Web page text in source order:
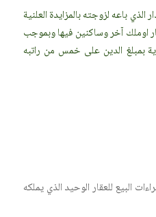
الدار الذي باعه لزوجته بالمزايدة العلنية
اوملك آخر وساكنين فيها وبموجب
تسوية بمبلغ الدين على خمس من راتبه
البيع للعقار الوحيد الذي يملكه